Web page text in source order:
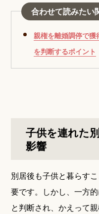
合わせて読みたい
親権を離婚調停で
を判断するポイント
子供を連れた
影響
別居後も子供と暮らす
要です。しかし、一方
と判断され、かえって